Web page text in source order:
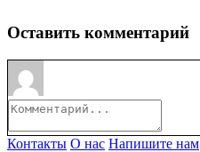
Оставить комментарий
Контакты О нас Напишите нам